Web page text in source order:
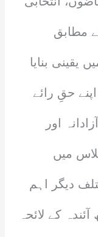
مطابق
یقینی بنایا
حقِ رائے
اور
میں
دیگر اہم
کے لائحہ